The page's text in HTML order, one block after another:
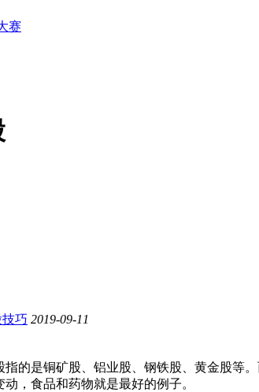
赛
巧 2019-09-11
指的是铜矿股、铝业股、钢铁股、黄金股等
，食品和药物就是最好的例子。